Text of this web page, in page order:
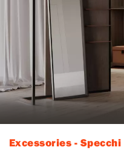
Excessories - Specchi